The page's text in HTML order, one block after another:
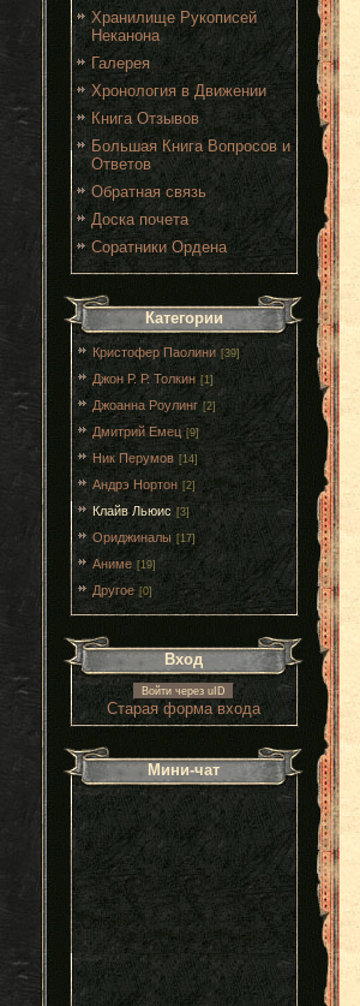
Хранилище Рукописей
Неканона
Галерея
Хронология в Движении
Книга Отзывов
Большая Книга Вопросов и
Ответов
Обратная связь
Доска почета
Соратники Ордена
Категории
Кристофер Паолини [39]
Джон Р. Р. Толкин [1]
Джоанна Роулинг [2]
Дмитрий Емец [9]
Ник Перумов [14]
Андрэ Нортон [2]
Клайв Льюис [3]
Ориджиналы [17]
Аниме [19]
Другое [0]
Вход
Войти через uID
Старая форма входа
Мини-чат